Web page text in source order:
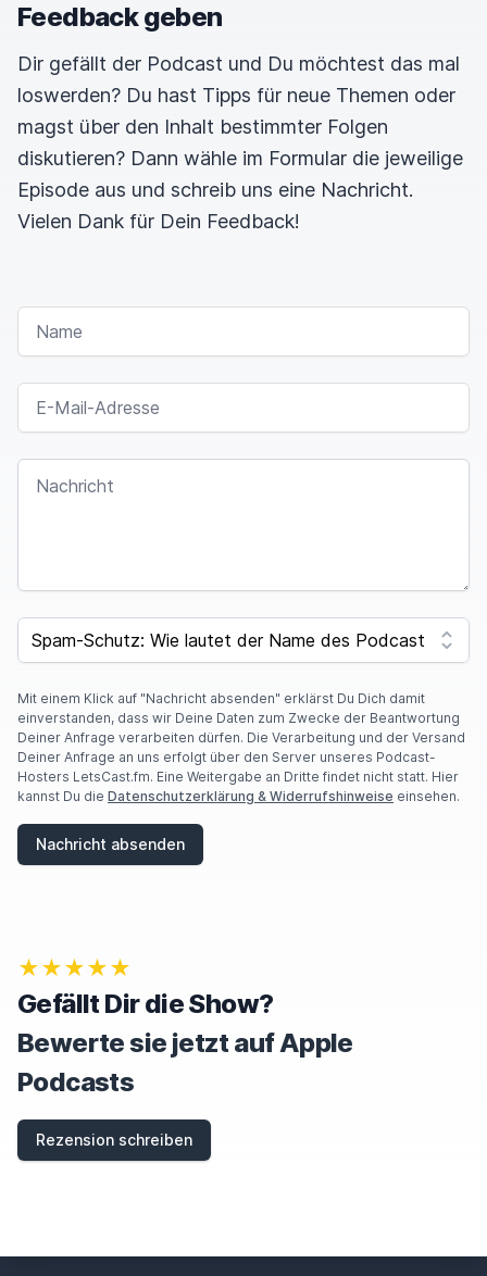
Feedback geben
Dir gefällt der Podcast und Du möchtest das mal
loswerden? Du hast Tipps für neue Themen oder
magst über den Inhalt bestimmter Folgen
diskutieren? Dann wähle im Formular die jeweilige
Episode aus und schreib uns eine Nachricht.
Vielen Dank für Dein Feedback!
NAME
E-MAIL-ADRESSE
NACHRICHT
SPAM CAPTCHA
Mit einem Klick auf "Nachricht absenden" erklärst Du Dich damit
einverstanden, dass wir Deine Daten zum Zwecke der Beantwortung
Deiner Anfrage verarbeiten dürfen. Die Verarbeitung und der Versand
Deiner Anfrage an uns erfolgt über den Server unseres Podcast-
Hosters LetsCast.fm. Eine Weitergabe an Dritte findet nicht statt. Hier
kannst Du die Datenschutzerklärung & Widerrufshinweise einsehen.
Nachricht absenden
★★★★★
Gefällt Dir die Show?
Bewerte sie jetzt auf Apple
Podcasts
Rezension schreiben